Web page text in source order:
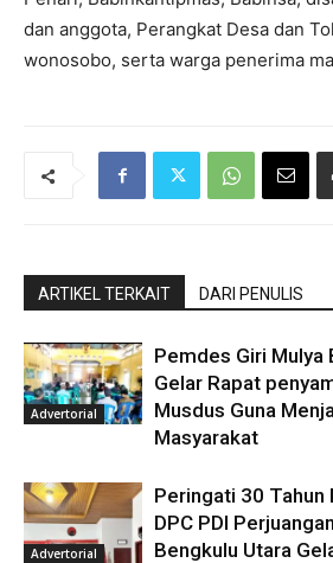
dan anggota, Perangkat Desa dan
wonosobo, serta warga penerima
ARTIKEL TERKAIT DARI PENULIS
Advertorial
Pemdes Giri Mulya
Gelar Rapat
Musdus Guna
Masyarakat
Advertorial
Peringati 30 Tahun
DPC PDI
Bengkulu Utara